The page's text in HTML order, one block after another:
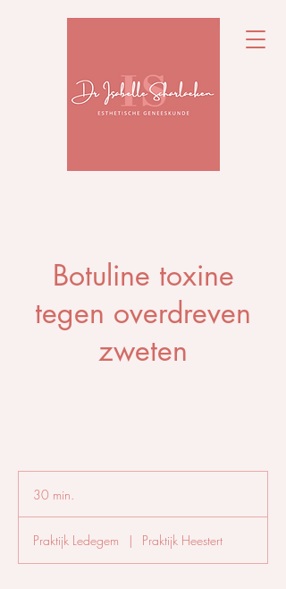
Botuline toxine
tegen overdreven
zweten
30 min.
i
n
Praktijk Ledegem | Praktijk Heestert